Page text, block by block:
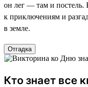
он лег — там и постель.
к приключениям и
в земле.
Отгадка
Кто знает все